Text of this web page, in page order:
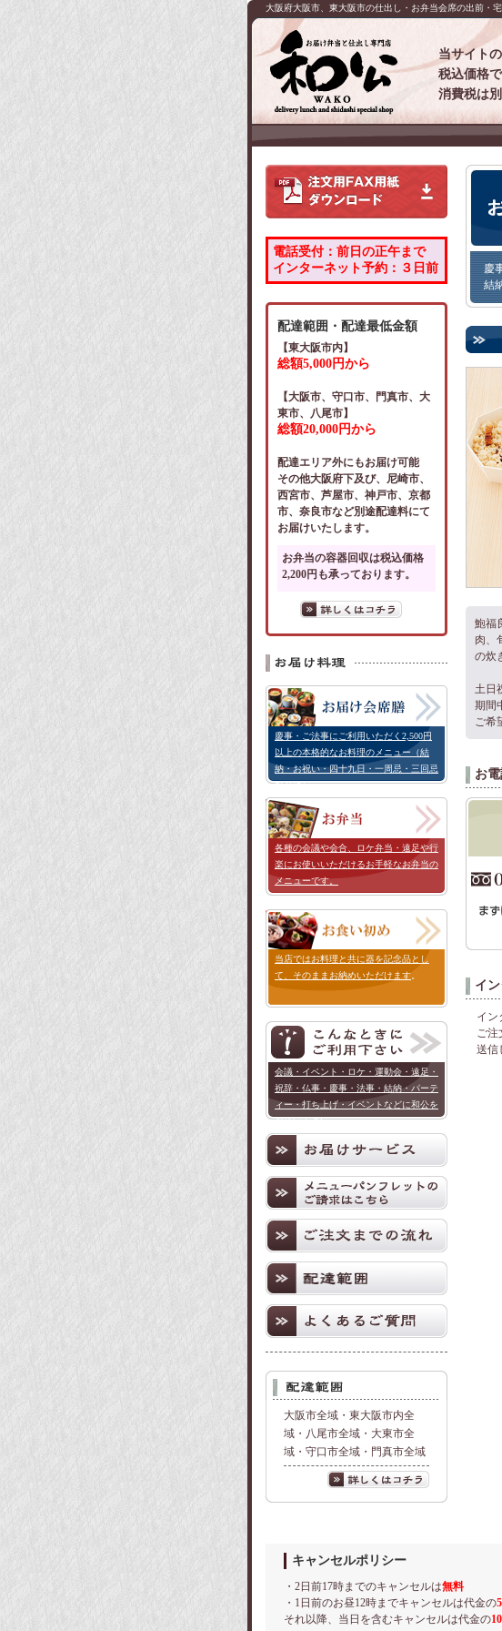
大阪府大阪市、東大阪市の仕出し・お弁当会席の出前・
当サイト
税込価格
消費税は
電話受付：前日の正午まで
インターネット予約：３日前
配達範囲・配達最低金額
【東大阪市内】
総額5,000円から
【大阪市、守口市、門真市、大
東市、八尾市】
総額20,000円から
配達エリア外にもお届け可能
その他大阪府下及び、尼崎市、
西宮市、芦屋市、神戸市、京都
市、奈良市など別途配達料にて
お届けいたします。
お弁当の容器回収は税込価格
2,200円も承っております。
慶事・ご法事にご利用いただく2,500円
以上の本格的なお料理のメニュー（結
納・お祝い・四十九日・一周忌・三回忌
などに）
各種の会議や会合、ロケ弁当・遠足や行
楽にお使いいただけるお手軽なお弁当の
メニューです。
当店ではお料理と共に器を記念品とし
て、そのままお納めいただけます
会議・イベント・ロケ・運動会・遠足・
祝辞・仏事・慶事・法事・結納・パーテ
ィー・打ち上げ・イベントなどに和公を
お使い下さい。
大阪市全域・東大阪市内全
域・八尾市全域・大東市全
域・守口市全域・門真市全域
慶
結
鮑福
肉、
の炊
土日
期間
ご希
お
イ
イン
ご注
送信
キャンセルポリシー
・2日前17時までのキャンセルは無料
・1日前のお昼12時までキャンセルは代金の
それ以降、当日を含むキャンセルは代金の